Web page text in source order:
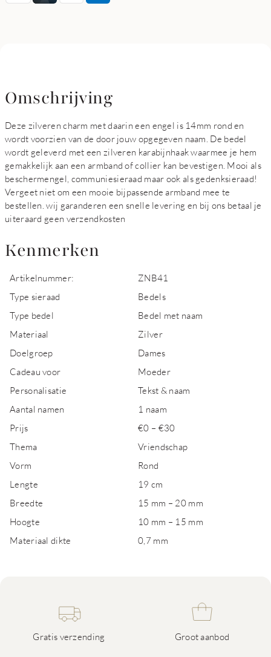
Omschrijving
Deze zilveren charm met daarin een engel is 14mm rond en
wordt voorzien van de door jouw opgegeven naam. De bedel
wordt geleverd met een zilveren karabijnhaak waarmee je hem
gemakkelijk aan een armband of collier kan bevestigen. Mooi als
beschermengel, communiesieraad maar ook als gedenksieraad!
Vergeet niet om een mooie bijpassende armband mee te
bestellen. wij garanderen een snelle levering en bij ons betaal je
uiteraard geen verzendkosten
Kenmerken
Artikelnummer:
ZNB41
Type sieraad
Bedels
Type bedel
Bedel met naam
Materiaal
Zilver
Doelgroep
Dames
Cadeau voor
Moeder
Personalisatie
Tekst & naam
Aantal namen
1 naam
Prijs
€0 – €30
Thema
Vriendschap
Vorm
Rond
Lengte
19 cm
Breedte
15 mm – 20 mm
Hoogte
10 mm – 15 mm
Materiaal dikte
0,7 mm
Gratis verzending Groot aanbod